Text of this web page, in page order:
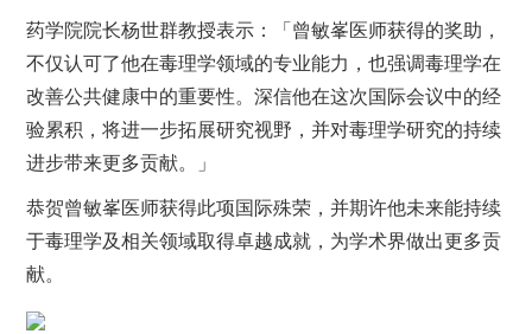
药学院院长杨世群教授表示：「曾敏峯医师获得的奖助，
不仅认可了他在毒理学领域的专业能力，也强调毒理学在
改善公共健康中的重要性。深信他在这次国际会议中的经
验累积，将进一步拓展研究视野，并对毒理学研究的持续
进步带来更多贡献。」
恭贺曾敏峯医师获得此项国际殊荣，并期许他未来能持续
于毒理学及相关领域取得卓越成就，为学术界做出更多贡
献。